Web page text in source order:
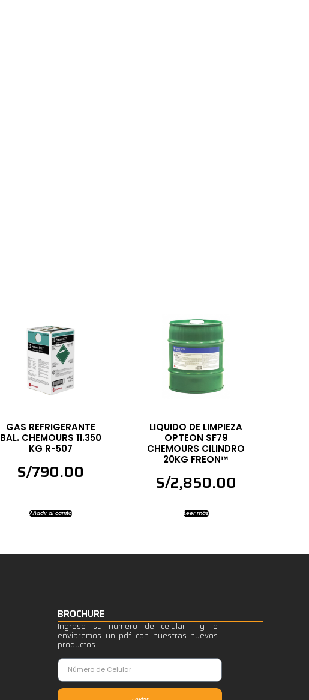
GAS REFRIGERANTE
BAL. CHEMOURS 11.350
KG R-507
S/790.00
Añadir al carrito
LIQUIDO DE LIMPIEZA
OPTEON SF79
CHEMOURS CILINDRO
20KG FREON™
S/2,850.00
Leer más
BROCHURE
Ingrese su numero de celular y le
enviaremos un pdf con nuestras nuevos
productos.